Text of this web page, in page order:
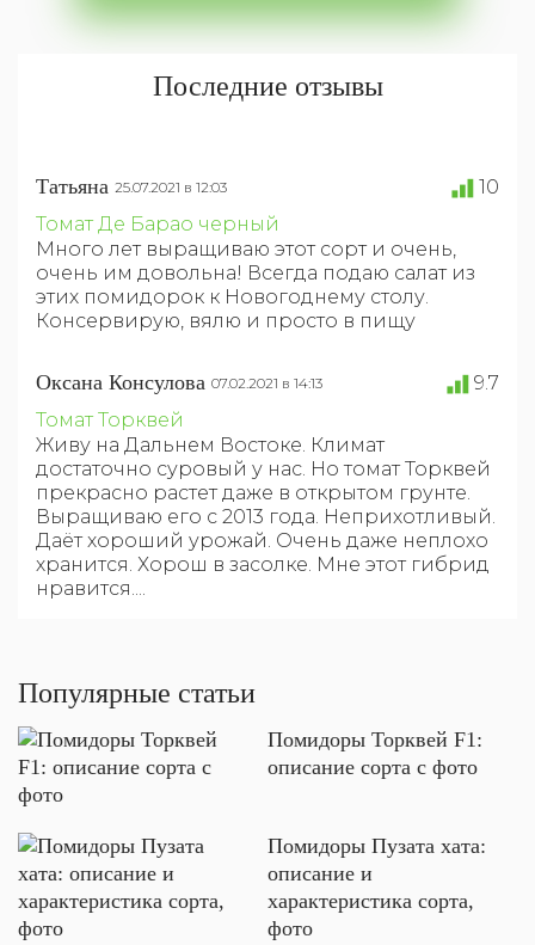
Последние отзывы
Татьяна 25.07.2021 в 12:03
10
Томат Де Барао черный
Много лет выращиваю этот сорт и очень,
очень им довольна! Всегда подаю салат из
этих помидорок к Новогоднему столу.
Консервирую, вялю и просто в пищу
Оксана Консулова 07.02.2021 в 14:13
9.7
Томат Торквей
Живу на Дальнем Востоке. Климат
достаточно суровый у нас. Но томат Торквей
прекрасно растет даже в открытом грунте.
Выращиваю его с 2013 года. Неприхотливый.
Даёт хороший урожай. Очень даже неплохо
хранится. Хорош в засолке. Мне этот гибрид
нравится....
Популярные статьи
Помидоры Торквей F1:
описание сорта с фото
Помидоры Пузата хата:
описание и
характеристика сорта,
фото